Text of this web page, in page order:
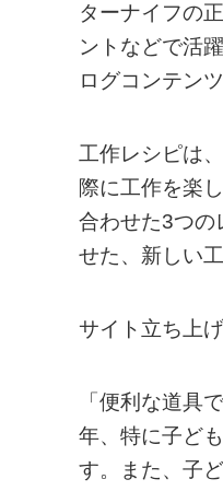
ターナイフの
ントなどで活
ログコンテン
工作レシピは
際に工作を楽
合わせた3つの
せた、新しい
サイト立ち上
「便利な道具
年、特に子ど
す。また、子